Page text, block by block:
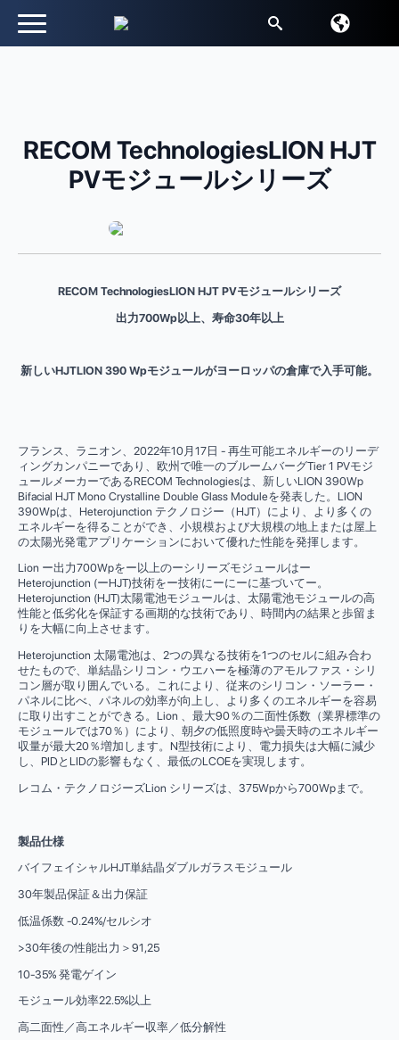
RECOM TechnologiesLION HJT
PVモジュールシリーズ
RECOM TechnologiesLION HJT PVモジュールシリーズ
出力700Wp以上、寿命30年以上
新しいHJTLION 390 Wpモジュールがヨーロッパの倉庫で入手可能。
フランス、ラニオン、2022年10月17日 - 再生可能エネルギーのリーデ
ィングカンパニーであり、欧州で唯一のブルームバーグTier 1 PVモジ
ュールメーカーであるRECOM Technologiesは、新しいLION 390Wp
Bifacial HJT Mono Crystalline Double Glass Moduleを発表した。LION
390Wpは、Heterojunction テクノロジー（HJT）により、より多くの
エネルギーを得ることができ、小規模および大規模の地上または屋上
の太陽光発電アプリケーションにおいて優れた性能を発揮します。
Lion ー出力700Wpをー以上のーシリーズモジュールはー
Heterojunction (ーHJT)技術をー技術にーにーに基づいてー。
Heterojunction (HJT)太陽電池モジュールは、太陽電池モジュールの高
性能と低劣化を保証する画期的な技術であり、時間内の結果と歩留ま
りを大幅に向上させます。
Heterojunction 太陽電池は、2つの異なる技術を1つのセルに組み合わ
せたもので、単結晶シリコン・ウエハーを極薄のアモルファス・シリ
コン層が取り囲んでいる。これにより、従来のシリコン・ソーラー・
パネルに比べ、パネルの効率が向上し、より多くのエネルギーを容易
に取り出すことができる。Lion 、最大90％の二面性係数（業界標準の
モジュールでは70％）により、朝夕の低照度時や曇天時のエネルギー
収量が最大20％増加します。N型技術により、電力損失は大幅に減少
し、PIDとLIDの影響もなく、最低のLCOEを実現します。
レコム・テクノロジーズLion シリーズは、375Wpから700Wpまで。
製品仕様
バイフェイシャルHJT単結晶ダブルガラスモジュール
30年製品保証＆出力保証
低温係数 -0.24%/セルシオ
>30年後の性能出力＞91,25
10-35% 発電ゲイン
モジュール効率22.5%以上
高二面性／高エネルギー収率／低分解性